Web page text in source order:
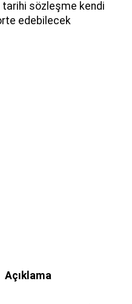
sözleşme kendi
edebilecek
Açıklama